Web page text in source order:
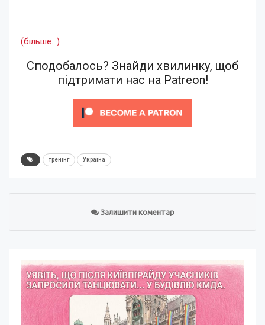
(більше…)
Сподобалось? Знайди хвилинку, щоб
підтримати нас на Patreon!
тренінг Україна
Залишити коментар